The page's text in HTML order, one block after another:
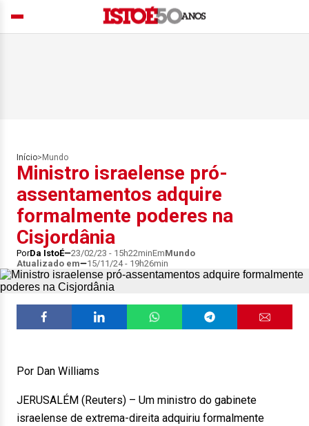
Início> Mundo
Ministro israelense pró-
assentamentos adquire
formalmente poderes na
Cisjordânia
PorDa IstoÉ 23/02/23 - 15h22minEmMundo
Atualizado em
15/11/24 - 19h26min
Por Dan Williams
JERUSALÉM (Reuters) – Um ministro do gabinete
israelense de extrema-direita adquiriu formalmente